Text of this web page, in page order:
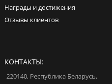
Награды и достижения
Отзывы клиентов
КОНТАКТЫ:
220140, Республика Беларусь,